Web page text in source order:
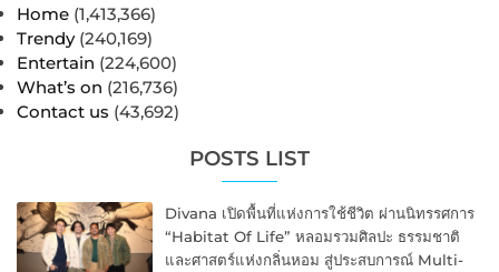
Home (1,413,366)
Trendy (240,169)
Entertain (224,600)
What’s on (216,736)
Contact us (43,692)
POSTS LIST
Divana เปิดพื้นที่แห่งการใช้ชีวิต ผ่านนิทรรศการ
“Habitat Of Life” หลอมรวมศิลปะ ธรรมชาติ
และศาสตร์แห่งกลิ่นหอม สู่ประสบการณ์ Multi-